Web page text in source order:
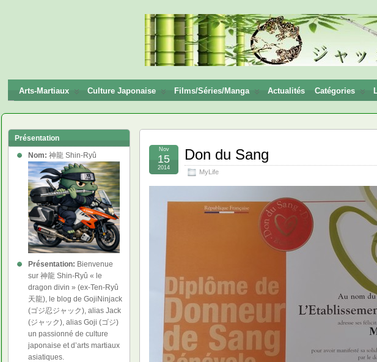
Ryū
Arts-Martiaux Culture Japonaise Films/Séries/Manga Actualités Catégories
Don du Sang
MyLife
Nov
15
2014
Présentation
Nom: 神龍 Shin-Ryû
Présentation: Bienvenue
sur 神龍 Shin-Ryû « le
dragon divin » (ex-Ten-Ryû
天龍), le blog de GojiNinjack
(ゴジ忍ジャック), alias Jack
(ジャック), alias Goji (ゴジ)
un passionné de culture
japonaise et d’arts martiaux
asiatiques.